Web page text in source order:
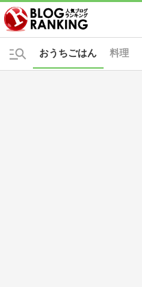
料理
おうちごはん